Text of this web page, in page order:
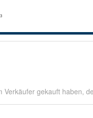
gekauft haben,